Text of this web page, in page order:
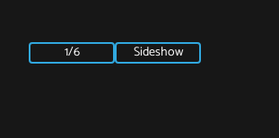
1/6 Sideshow